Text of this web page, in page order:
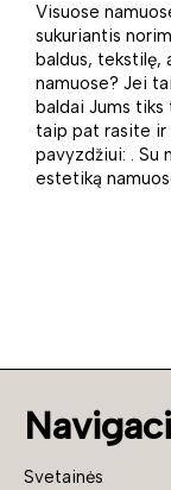
Visuose
sukuriantis
baldus, tekstilę,
namuose? Jei
baldai Jums
taip pat rasite ir
pavyzdžiui: . Su
estetiką
Svetainės